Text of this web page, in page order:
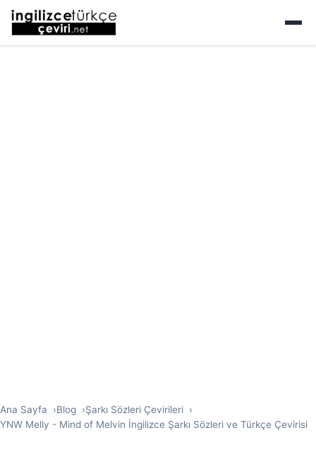
Ana Sayfa Blog
Şarkı Sözleri Çevirileri
YNW Melly - Mind of Melvin İngilizce Şarkı Sözleri ve Türkçe Çevirisi